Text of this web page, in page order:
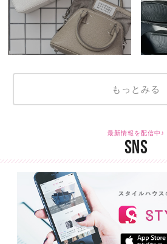
もっとみる
最新情報を配信中♪
SNS